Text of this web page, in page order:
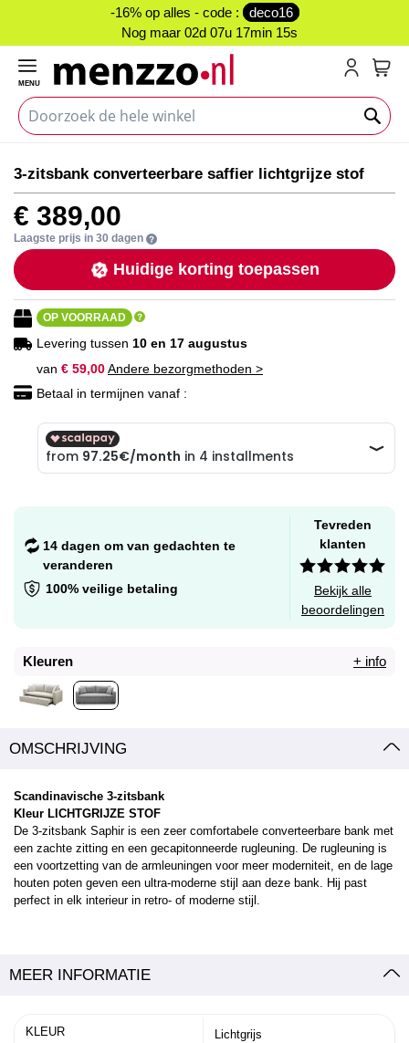
-16% op alles - code :
deco16
Nog maar 02d 07u 17min 14s
MENU
naar
het
einde
van
de
afbeeldingen-
gallerij
naar
het
begin
van
de
afbeeldingen-
gallerij
3-zitsbank converteerbare saffier lichtgrijze stof
€ 389,00
Laagste prijs in 30 dagen
Huidige korting toepassen
OP VOORRAAD
Levering tussen 10 en 17 augustus
van € 59,00Andere bezorgmethoden >
Betaal in termijnen vanaf :
14 dagen om van gedachten te
veranderen
100% veilige betaling
Tevreden
klanten
Bekijk alle
beoordelingen
Kleuren + info
OMSCHRIJVING
Scandinavische 3-zitsbank
Kleur LICHTGRIJZE STOF
De 3-zitsbank Saphir is een zeer comfortabele converteerbare bank met
een zachte zitting en een gecapitonneerde rugleuning. De rugleuning is
een voortzetting van de armleuningen voor meer moderniteit, en de lage
houten poten geven een ultra-moderne stijl aan deze bank. Hij past
perfect in elk interieur in retro- of moderne stijl.
MEER INFORMATIE
KLEUR Lichtgrijs